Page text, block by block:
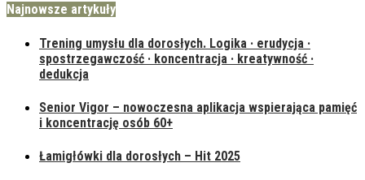
Najnowsze artykuły
Trening umysłu dla dorosłych. Logika · erudycja ·
spostrzegawczość · koncentracja · kreatywność ·
dedukcja
Senior Vigor – nowoczesna aplikacja wspierająca pamięć
i koncentrację osób 60+
Łamigłówki dla dorosłych – Hit 2025